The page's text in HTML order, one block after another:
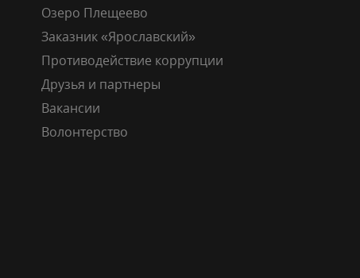
Озеро Плещеево
Заказник «Ярославский»
Противодействие коррупции
Друзья и партнеры
Вакансии
Волонтерство